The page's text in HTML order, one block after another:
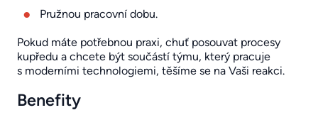
Pružnou pracovní dobu.
Pokud máte potřebnou praxi, chuť posouvat procesy
kupředu a chcete být součástí týmu, který pracuje
s moderními technologiemi, těšíme se na Vaši reakci.
Benefity